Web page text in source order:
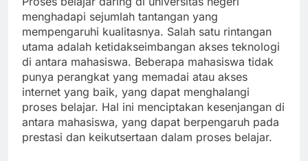
menghadapi sejumlah tantangan yang
mempengaruhi kualitasnya. Salah satu rintangan
utama adalah ketidakseimbangan akses teknologi
di antara mahasiswa. Beberapa mahasiswa tidak
punya perangkat yang memadai atau akses
internet yang baik, yang dapat menghalangi
proses belajar. Hal ini menciptakan kesenjangan di
antara mahasiswa, yang dapat berpengaruh pada
prestasi dan keikutsertaan dalam proses belajar.